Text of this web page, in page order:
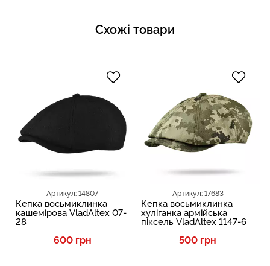
Схожі товари
Артикул: 14807
Кепка восьмиклинка
кашемірова VladAltex 07-
28
600 грн
Артикул: 17683
Кепка восьмиклинка
хуліганка армійська
піксель VladAltex 1147-6
500 грн